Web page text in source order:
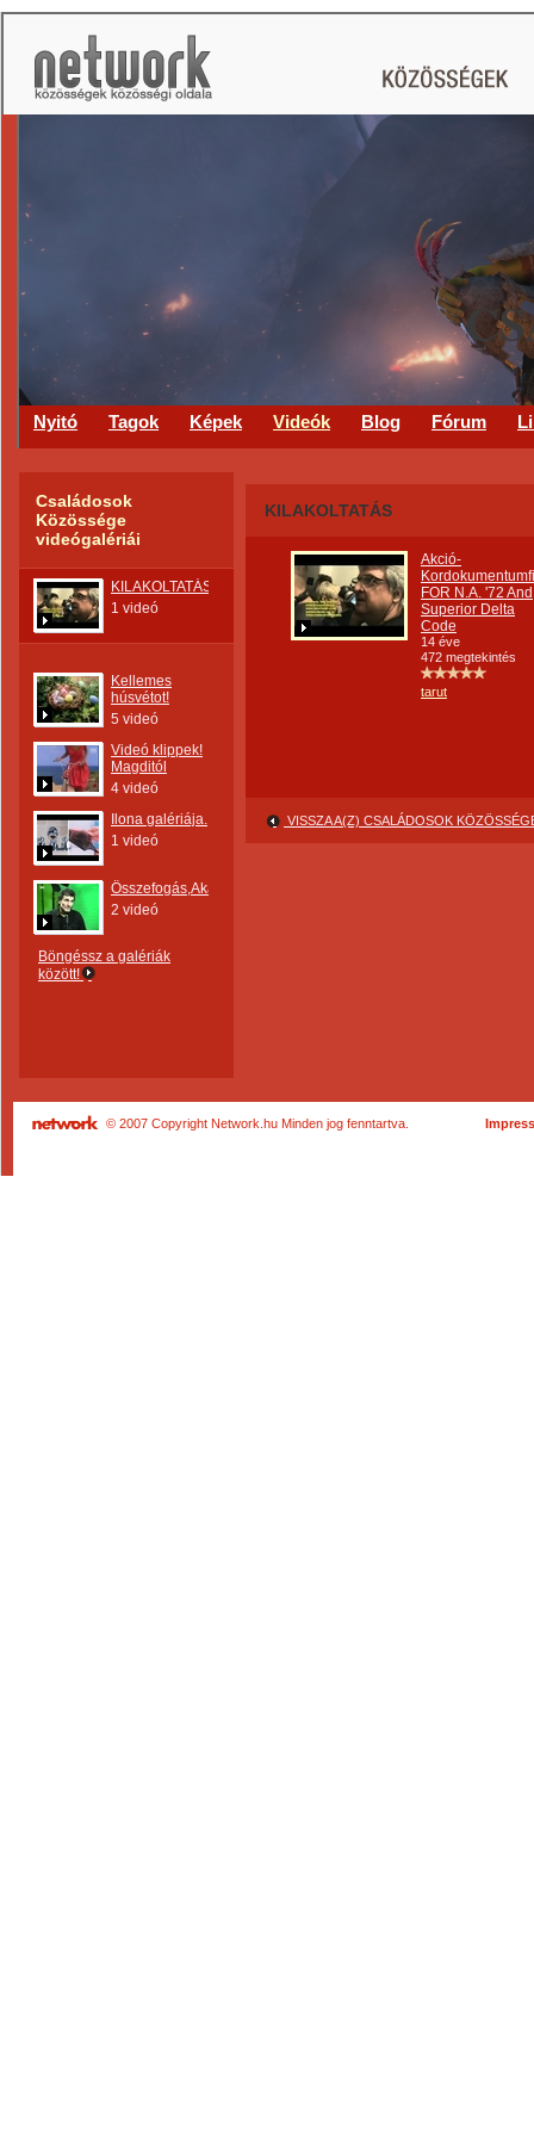
Nyitó Tagok Képek Videók Blog Fórum
Családosok
Közössége
videógalériái
KILAKOLTATÁS
1 videó
Kellemes
húsvétot!
5 videó
Videó klippek!
Magditól
4 videó
Ilona galériája.
1 videó
Összefogás,Akarat
2 videó
Böngéssz a galériák
között!
KILAKOLTATÁS
Akció-
FOR N.A. '72 And
Superior Delta
Code
14 éve
472 megtekintés
tarut
VISSZA A(Z) CSALÁDOSOK
© 2007 Copyright Network.hu Minden jog fenntartva.